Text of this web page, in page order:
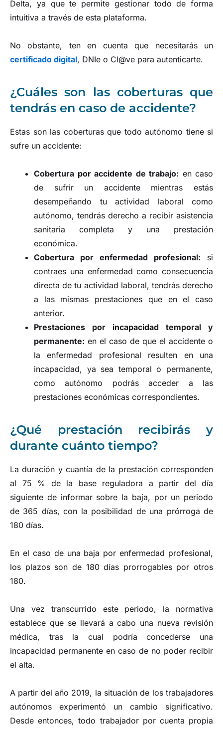
Delta, ya que te permite gestionar todo de forma
intuitiva a través de esta plataforma.
No obstante, ten en cuenta que necesitarás un
certificado digital, DNIe o Cl@ve para autenticarte.
¿Cuáles son las coberturas que
tendrás en caso de accidente?
Estas son las coberturas que todo autónomo tiene si
sufre un accidente:
Cobertura por accidente de trabajo: en caso
de sufrir un accidente mientras estás
desempeñando tu actividad laboral como
autónomo, tendrás derecho a recibir asistencia
sanitaria completa y una prestación
económica.
Cobertura por enfermedad profesional: si
contraes una enfermedad como consecuencia
directa de tu actividad laboral, tendrás derecho
a las mismas prestaciones que en el caso
anterior.
Prestaciones por incapacidad temporal y
permanente: en el caso de que el accidente o
la enfermedad profesional resulten en una
incapacidad, ya sea temporal o permanente,
como autónomo podrás acceder a las
prestaciones económicas correspondientes.
¿Qué prestación recibirás y
durante cuánto tiempo?
La duración y cuantía de la prestación corresponden
al 75 % de la base reguladora a partir del día
siguiente de informar sobre la baja, por un periodo
de 365 días, con la posibilidad de una prórroga de
180 días.
En el caso de una baja por enfermedad profesional,
los plazos son de 180 días prorrogables por otros
180.
Una vez transcurrido este periodo, la normativa
establece que se llevará a cabo una nueva revisión
médica, tras la cual podría concederse una
incapacidad permanente en caso de no poder recibir
el alta.
A partir del año 2019, la situación de los trabajadores
autónomos experimentó un cambio significativo.
Desde entonces, todo trabajador por cuenta propia